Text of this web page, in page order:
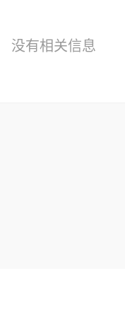
没有相关信息